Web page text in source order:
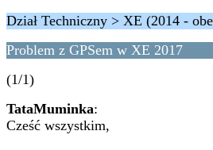
Dział Techniczny > XE (2014 -
Problem z GPSem w XE 2017
(1/1)
TataMuminka:
Cześć wszystkim,